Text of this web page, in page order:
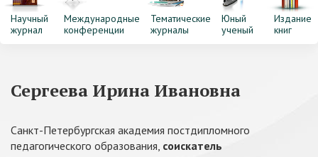
Научный
журнал
Международные
конференции
Тематические
журналы
Юный
ученый
Издание
книг
Сергеева Ирина Ивановна
Санкт-Петербургская академия постдипломного
педагогического образования, соискатель